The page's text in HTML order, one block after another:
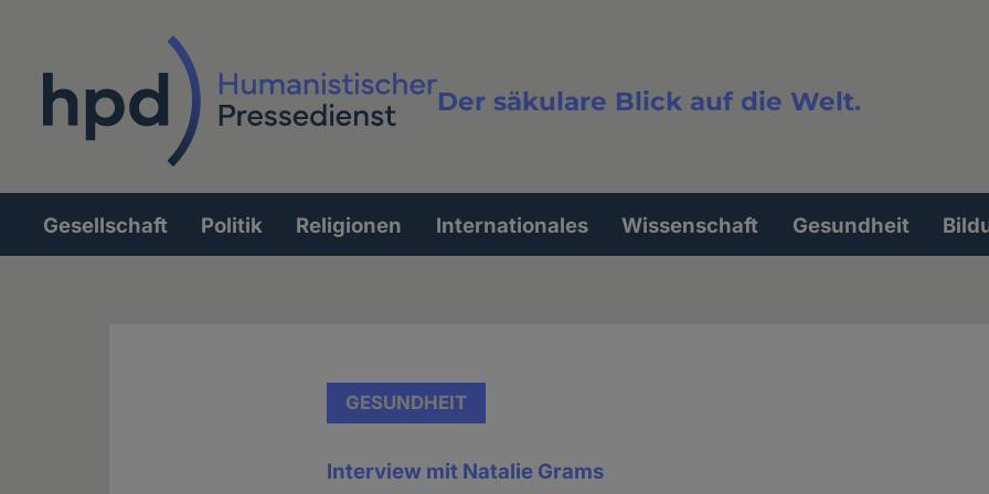
Der säkulare Blick auf die Welt.
Volltextsuche
Hauptnavigation
Gesellschaft Politik Religionen Internationales Wissenschaft Gesundheit
GESUNDHEIT
Interview mit Natalie Grams